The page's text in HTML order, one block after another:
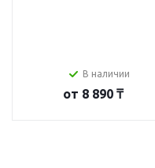
В наличии
от 8 890 ₸